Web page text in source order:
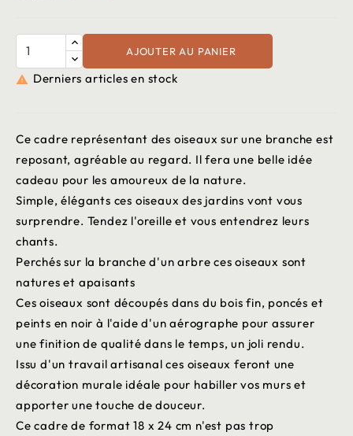
AJOUTER AU PANIER
 Derniers articles en stock
Ce cadre représentant des oiseaux sur une branche est
reposant, agréable au regard. Il fera une belle idée
cadeau pour les amoureux de la nature.
Simple, élégants ces oiseaux des jardins vont vous
surprendre. Tendez l'oreille et vous entendrez leurs
chants.
Perchés sur la branche d'un arbre ces oiseaux sont
natures et apaisants
Ces oiseaux sont découpés dans du bois fin, poncés et
peints en noir à l'aide d'un aérographe pour assurer
une finition de qualité dans le temps, un joli rendu.
Issu d'un travail artisanal ces oiseaux feront une
décoration murale idéale pour habiller vos murs et
apporter une touche de douceur.
Ce cadre de format 18 x 24 cm n'est pas trop